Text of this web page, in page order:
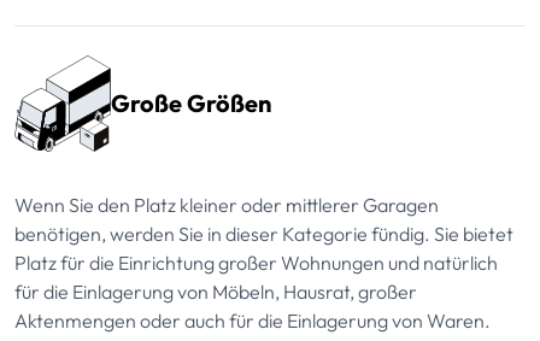
Große Größen
Wenn Sie den Platz kleiner oder mittlerer Garagen
benötigen, werden Sie in dieser Kategorie fündig. Sie bietet
Platz für die Einrichtung großer Wohnungen und natürlich
für die Einlagerung von Möbeln, Hausrat, großer
Aktenmengen oder auch für die Einlagerung von Waren.